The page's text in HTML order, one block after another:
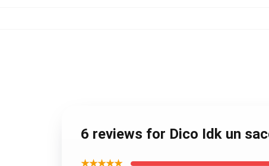
6 reviews for Dico Idk un
★★★★★